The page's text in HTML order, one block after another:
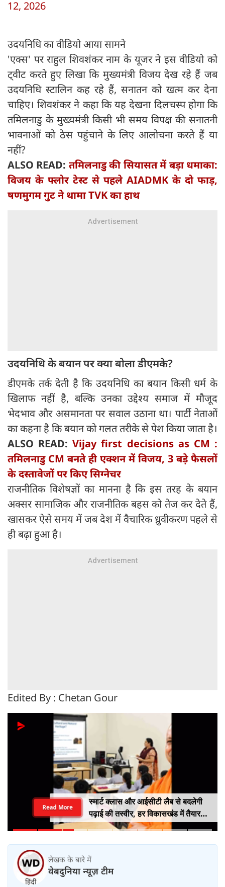
12, 2026
उदयनिधि का वीडियो आया सामने
'एक्स' पर राहुल शिवशंकर नाम के यूजर ने इस वीडियो को
ट्वीट करते हुए लिखा कि मुख्‍यमंत्री विजय देख रहे हैं जब
उदयनिधि स्टालिन कह रहे हैं, सनातन को खत्म कर देना
चाहिए। शिवशंकर ने कहा कि यह देखना दिलचस्प होगा कि
तमिलनाडु के मुख्यमंत्री किसी भी समय विपक्ष की सनातनी
भावनाओं को ठेस पहुंचाने के लिए आलोचना करते हैं या
नहीं?
ALSO READ: तमिलनाडु की सियासत में बड़ा धमाका:
विजय के फ्लोर टेस्ट से पहले AIADMK के दो फाड़,
षणमुगम गुट ने थामा TVK का हाथ
उदयनिधि के बयान पर क्‍या बोला डीएमके?
डीएमके तर्क देती है कि उदयनिधि का बयान किसी धर्म के
खिलाफ नहीं है, बल्कि उनका उद्देश्य समाज में मौजूद
भेदभाव और असमानता पर सवाल उठाना था। पार्टी नेताओं
का कहना है कि बयान को गलत तरीके से पेश किया जाता है।
ALSO READ:Vijay first decisions as CM :
तमिलनाडु CM बनते ही एक्शन में विजय, 3 बड़े फैसलों
के दस्तावेजों पर किए सिग्नेचर
राजनीतिक विशेषज्ञों का मानना है कि इस तरह के बयान
अक्सर सामाजिक और राजनीतिक बहस को तेज कर देते हैं,
खासकर ऐसे समय में जब देश में वैचारिक ध्रुवीकरण पहले से
ही बढ़ा हुआ है।
Edited By : Chetan Gour
स्मार्ट क्लास और आईसीटी लैब से बदलेगी
पढ़ाई की तस्वीर, हर विकासखंड में तैयार
होंगे मास्टर ट्रेनर
Read More
लेखक के बारे में
वेबदुनिया न्यूज़ टीम